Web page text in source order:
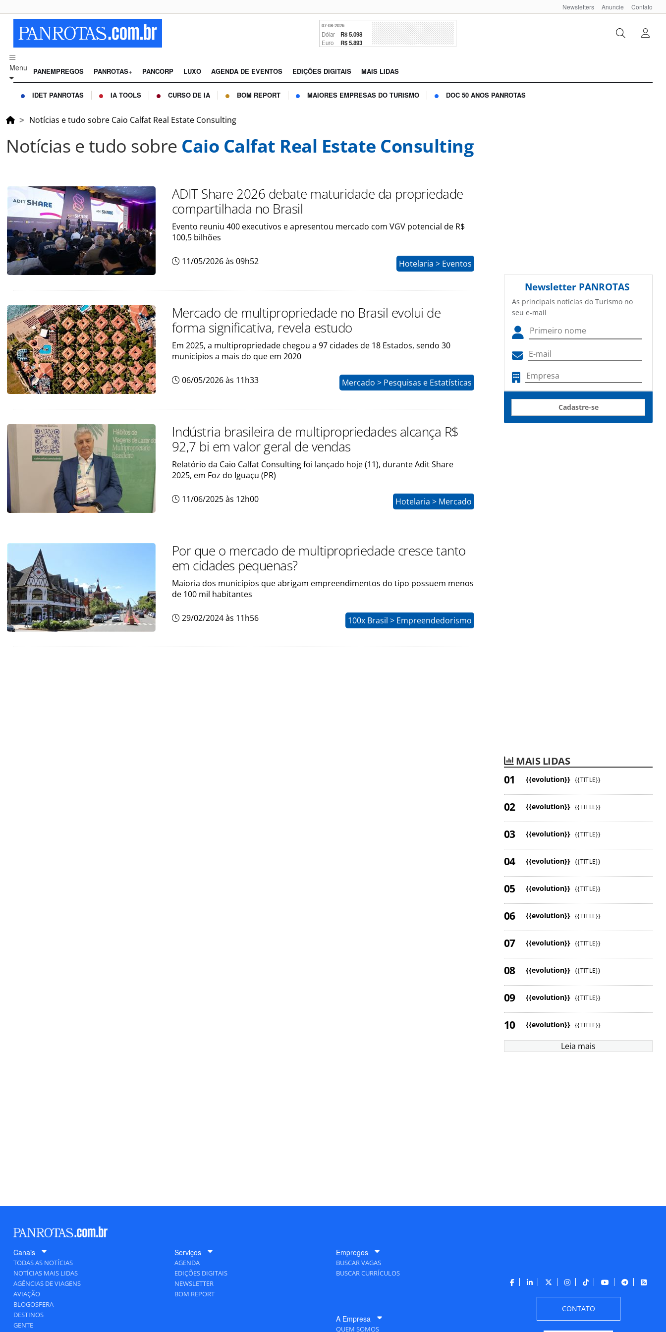
Newsletters Anuncie Contato
07-08-2026
Dólar R$ 5.098
Euro R$ 5.893
Menu PANEMPREGOS PANROTAS+ PANCORP LUXO AGENDA DE EVENTOS EDIÇÕES DIGITAIS MAIS LIDAS
IDET PANROTAS IA TOOLS CURSO DE IA BOM REPORT MAIORES EMPRESAS DO TURISMO DOC 50 ANOS PANROTAS
Notícias e tudo sobre Caio Calfat Real Estate Consulting
Notícias e tudo sobre Caio Calfat Real Estate Consulting
ADIT Share 2026 debate maturidade da propriedade
compartilhada no Brasil
Evento reuniu 400 executivos e apresentou mercado com VGV potencial de R$
100,5 bilhões
11/05/2026 às 09h52 Hotelaria > Eventos
Mercado de multipropriedade no Brasil evolui de
forma significativa, revela estudo
Em 2025, a multipropriedade chegou a 97 cidades de 18 Estados, sendo 30
municípios a mais do que em 2020
06/05/2026 às 11h33 Mercado > Pesquisas e Estatísticas
Indústria brasileira de multipropriedades alcança R$
92,7 bi em valor geral de vendas
Relatório da Caio Calfat Consulting foi lançado hoje (11), durante Adit Share
2025, em Foz do Iguaçu (PR)
11/06/2025 às 12h00 Hotelaria > Mercado
Por que o mercado de multipropriedade cresce tanto
em cidades pequenas?
Maioria dos municípios que abrigam empreendimentos do tipo possuem menos
de 100 mil habitantes
29/02/2024 às 11h56 100x Brasil > Empreendedorismo
Newsletter PANROTAS
As principais notícias do Turismo no
seu e-mail
Cadastre-se
MAIS LIDAS
{{evolution}} {{TITLE}}
{{evolution}} {{TITLE}}
{{evolution}} {{TITLE}}
{{evolution}} {{TITLE}}
{{evolution}} {{TITLE}}
{{evolution}} {{TITLE}}
{{evolution}} {{TITLE}}
{{evolution}} {{TITLE}}
{{evolution}} {{TITLE}}
{{evolution}} {{TITLE}}
Leia mais
Canais
TODAS AS NOTÍCIAS
NOTÍCIAS MAIS LIDAS
AGÊNCIAS DE VIAGENS
AVIAÇÃO
BLOGOSFERA
DESTINOS
GENTE
Serviços
AGENDA
EDIÇÕES DIGITAIS
NEWSLETTER
BOM REPORT
Empregos
BUSCAR VAGAS
BUSCAR CURRÍCULOS
A Empresa
QUEM SOMOS
CONTATO